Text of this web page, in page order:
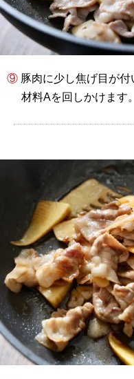
⑨ 豚肉に少し焦げ目が付いたら、火を弱め、混ぜておいた
材料Aを回しかけます。